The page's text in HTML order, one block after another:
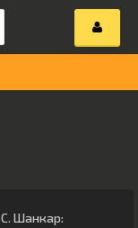
С. Шанкар: